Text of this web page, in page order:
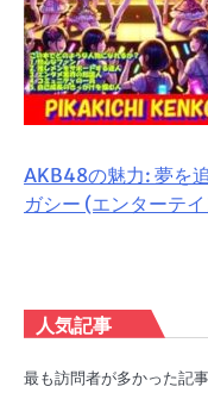
AKB48の魅力: 夢を
ガシー (エンターテ
人気記事
最も訪問者が多かった記